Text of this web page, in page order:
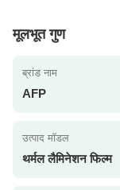
मूलभूत गुण
ब्रांड नाम
AFP
उत्पाद मॉडल
थर्मल लैमिनेशन फिल्म